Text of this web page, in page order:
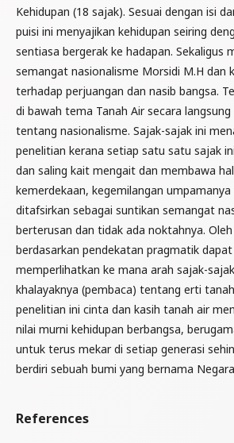
Kehidupan (18 sajak). Sesuai dengan isi
puisi ini menyajikan kehidupan seiring
sentiasa bergerak ke hadapan. Sekaligus
semangat nasionalisme Morsidi M.H dan
terhadap perjuangan dan nasib bangsa.
di bawah tema Tanah Air secara
tentang nasionalisme. Sajak-sajak ini
penelitian kerana setiap satu satu sajak
dan saling kait mengait dan membawa
kemerdekaan, kegemilangan
ditafsirkan sebagai suntikan semangat
berterusan dan tidak ada noktahnya.
berdasarkan pendekatan pragmatik
memperlihatkan ke mana arah sajak-
khalayaknya (pembaca) tentang erti
penelitian ini cinta dan kasih tanah air
nilai murni kehidupan berbangsa,
untuk terus mekar di setiap generasi
berdiri sebuah bumi yang bernama
References